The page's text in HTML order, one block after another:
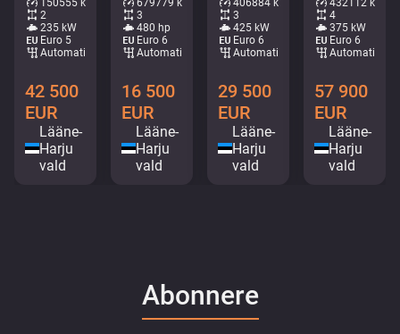
2
235 kW
Euro 5
Automatisk
42 500
EUR
Lääne-
Harju
vald
3
480 hp
Euro 6
Automatisk
16 500
EUR
Lääne-
Harju
vald
3
425 kW
Euro 6
Automatisk
29 500
EUR
Lääne-
Harju
vald
4
375 kW
Euro 6
Automatisk
57 900
EUR
Lääne-
Harju
vald
Abonnere